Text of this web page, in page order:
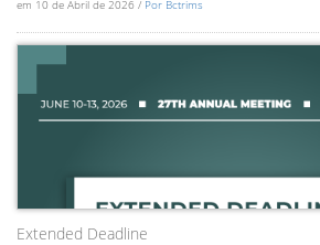
em 10 de Abril de 2026 / Por Bctrims
Extended Deadline